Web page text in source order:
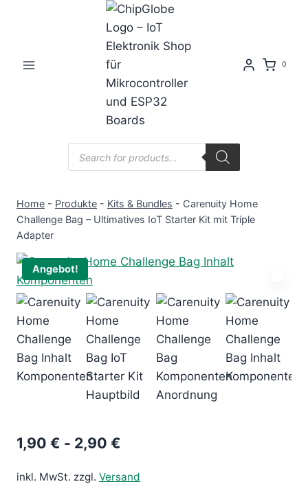
0
Products
search
Home - Produkte - Kits & Bundles - Carenuity Home
Challenge Bag – Ultimatives IoT Starter Kit mit Triple
Adapter
Angebot!
1,90 € - 2,90 €
inkl. MwSt. zzgl. Versand